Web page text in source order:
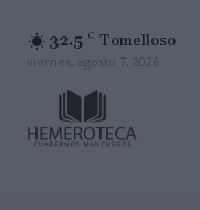
32.5 C Tomelloso
viernes, agosto 7, 2026